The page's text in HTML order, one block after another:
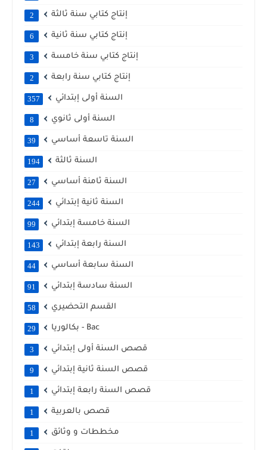
إنتاج كتابي سنة ثالثة 2
إنتاج كتابي سنة ثانية 6
إنتاج كتابي سنة خامسة 3
إنتاج كتابي سنة رابعة 2
السنة أولى إبتدائي 357
السنة أولى ثانوي 8
السنة تاسعة أساسي 39
السنة ثالثة 194
السنة ثامنة أساسي 27
السنة ثانية إبتدائي 244
السنة خامسة إبتدائي 99
السنة رابعة إبتدائي 143
السنة سابعة أساسي 44
السنة سادسة إبتدائي 91
القسم التحضيري 58
بكالوريا - Bac 29
قصص السنة أولى إبتدائي 3
قصص السنة ثانية إبتدائي 9
قصص السنة رابعة إبتدائي 1
قصص بالعربية 1
مخططات و وثائق 1